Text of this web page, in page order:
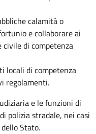
calamità o
e collaborare ai
di competenza
locali di competenza
regolamenti.
e le funzioni di
polizia stradale, nei casi
Stato.